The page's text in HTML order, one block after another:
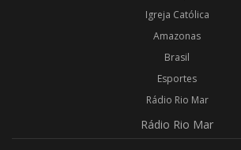
Igreja Católica
Amazonas
Brasil
Esportes
Rádio Rio Mar
Rádio Rio Mar